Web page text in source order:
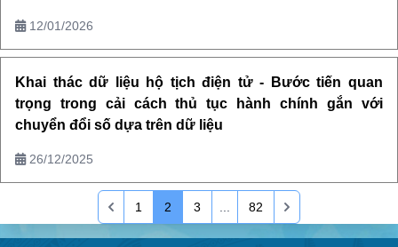
12/01/2026
Khai thác dữ liệu hộ tịch điện tử - Bước tiến quan
trọng trong cải cách thủ tục hành chính gắn với
chuyển đổi số dựa trên dữ liệu
26/12/2025
1 2 3 82